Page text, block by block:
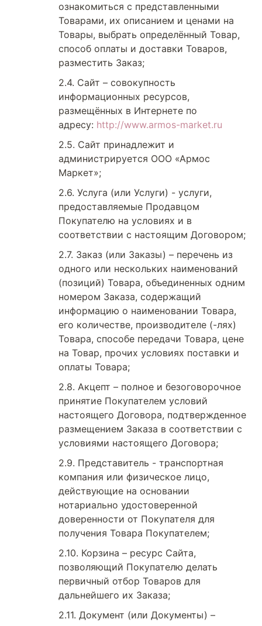
ознакомиться с представленными
Товарами, их описанием и ценами на
Товары, выбрать определённый Товар,
способ оплаты и доставки Товаров,
разместить Заказ;
Сайт – совокупность
информационных ресурсов,
размещённых в Интернете по
адресу: http://www.armos-market.ru
Сайт принадлежит и
администрируется ООО «Армос
Маркет»;
Услуга (или Услуги) - услуги,
предоставляемые Продавцом
Покупателю на условиях и в
соответствии с настоящим Договором;
Заказ (или Заказы) – перечень из
одного или нескольких наименований
(позиций) Товара, объединенных одним
номером Заказа, содержащий
информацию о наименовании Товара,
его количестве, производителе (-лях)
Товара, способе передачи Товара, цене
на Товар, прочих условиях поставки и
оплаты Товара;
Акцепт – полное и безоговорочное
принятие Покупателем условий
настоящего Договора, подтвержденное
размещением Заказа в соответствии с
условиями настоящего Договора;
Представитель - транспортная
компания или физическое лицо,
действующие на основании
нотариально удостоверенной
доверенности от Покупателя для
получения Товара Покупателем;
Корзина – ресурс Сайта,
позволяющий Покупателю делать
первичный отбор Товаров для
дальнейшего их Заказа;
Документ (или Документы) –